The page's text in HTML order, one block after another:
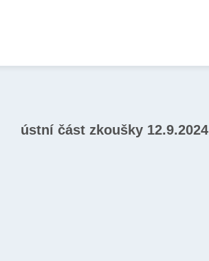
ústní část zkoušky 12.9.2024